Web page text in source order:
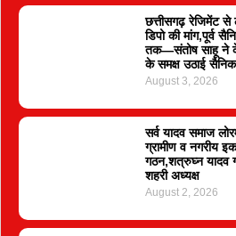
छत्तीसगढ़ रेजिमेंट
डिपो की मांग,पूर्व
तक—संतोष साहू ने
के समक्ष उठाई
August 3, 2026
सर्व यादव समाज
ग्रामीण व नगरीय
गठन,शत्रुघ्न यादव
शहरी अध्यक्ष
August 2, 2026